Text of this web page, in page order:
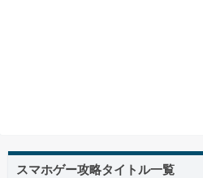
スマホゲー攻略タイトル一覧